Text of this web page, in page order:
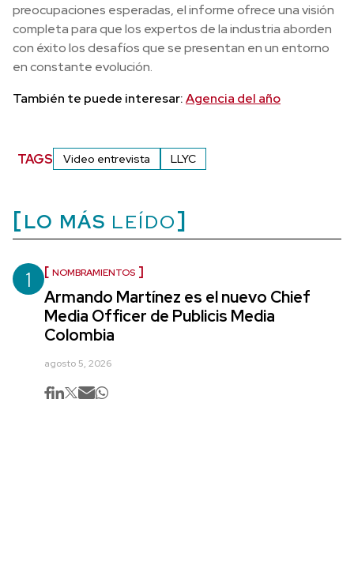
preocupaciones esperadas, el informe ofrece una visión
completa para que los expertos de la industria aborden
con éxito los desafíos que se presentan en un entorno
en constante evolución.
También te puede interesar:Agencia del año
TAGS Video entrevista LLYC
LO MÁS LEÍDO
1 NOMBRAMIENTOS
Armando Martínez es el nuevo Chief
Media Officer de Publicis Media
Colombia
agosto 5, 2026